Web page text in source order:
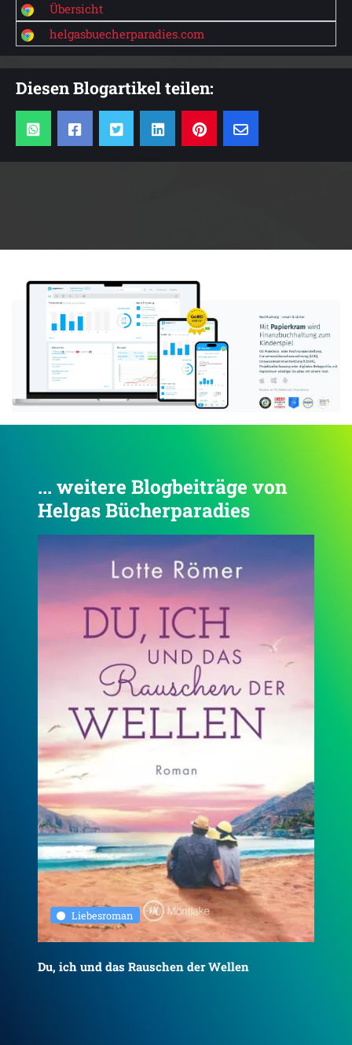
Übersicht
helgasbuecherparadies.com
Diesen Blogartikel teilen:
... weitere Blogbeiträge von
Helgas Bücherparadies
Liebesroman
Du, ich und das Rauschen der Wellen